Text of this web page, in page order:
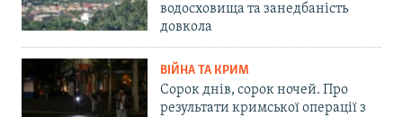
водосховища та занедбаність
довкола
ВІЙНА ТА КРИМ
Сорок днів, сорок ночей. Про
результати кримської операції з